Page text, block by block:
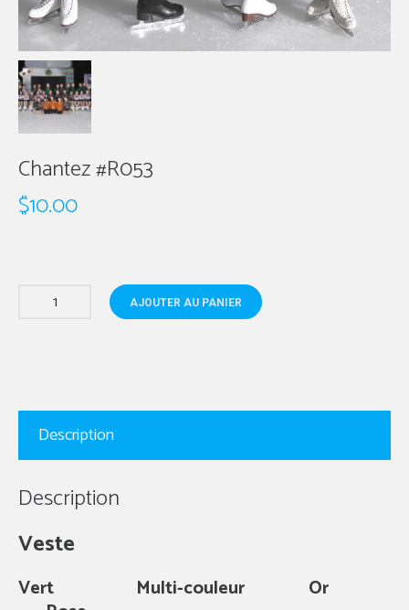
Chantez #R053
$10.00
AJOUTER AU PANIER
Description
Description
Veste
Vert Multi-couleur Or